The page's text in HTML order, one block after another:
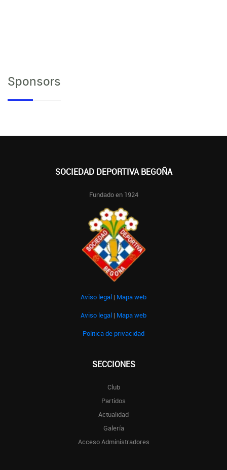
Sponsors
SOCIEDAD DEPORTIVA BEGOÑA
Fundado en 1924
Aviso legal | Mapa web
Aviso legal | Mapa web
Politica de privacidad
SECCIONES
Club
Partidos
Actualidad
Galería
Acceso Administradores